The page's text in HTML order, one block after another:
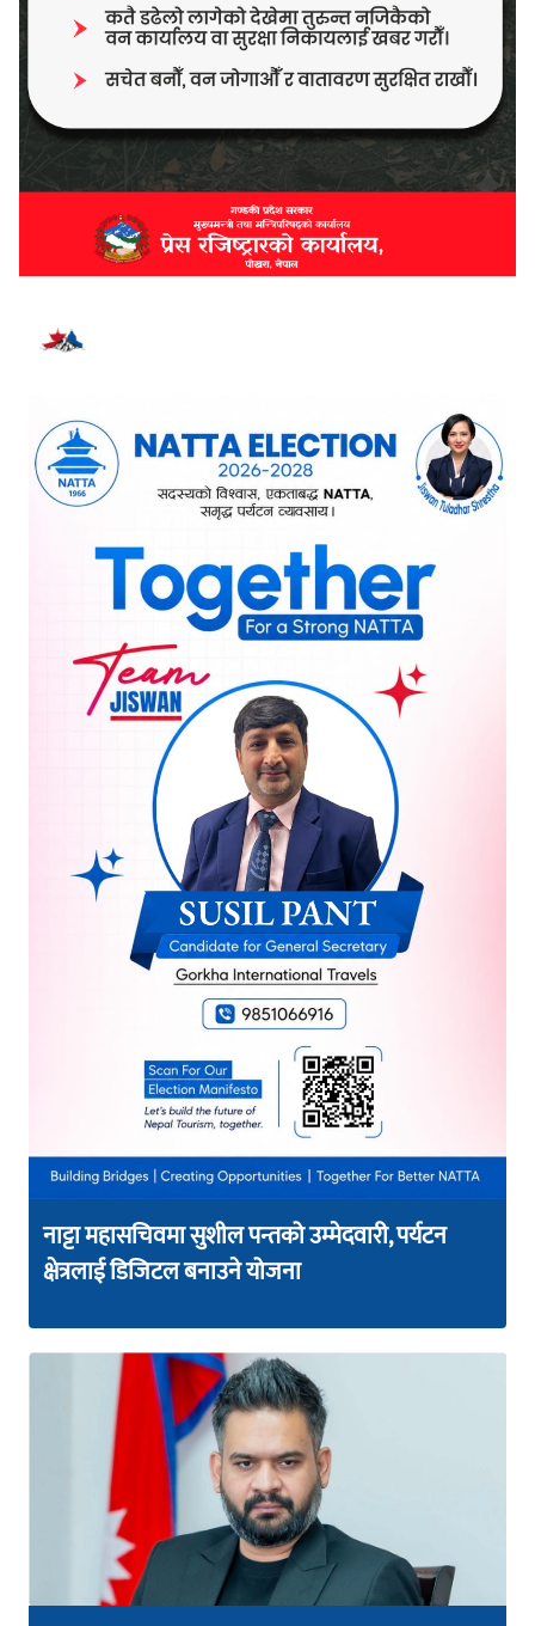
नाट्टा महासचिवमा सुशील पन्तको उम्मेदवारी, पर्यटन
क्षेत्रलाई डिजिटल बनाउने योजना